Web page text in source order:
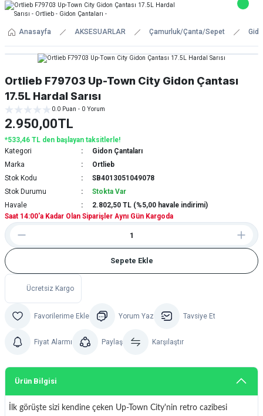
Anasayfa AKSESUARLAR Çamurluk/Çanta/Sepet
Ortlieb F79703 Up-Town City Gidon Çantası
17.5L Hardal Sarısı
0.0 Puan - 0 Yorum
2.950,00TL
*533,46 TL den başlayan taksitlerle!
Kategori
Gidon Çantaları
Marka
Ortlieb
Stok Kodu
SB4013051049078
Stok Durumu
Stokta Var
Havale
2.802,50 TL (%5,00 havale indirimi)
Saat 14:00'a Kadar Olan Siparişler Aynı Gün Kargoda
Sepete Ekle
Ücretsiz Kargo
Yorum Yaz Tavsiye Et
Fiyat Alarmı Paylaş Karşılaştır
Ürün Bilgisi
İlk görüşte sizi kendine çeken Up-Town City'nin retro cazibesi